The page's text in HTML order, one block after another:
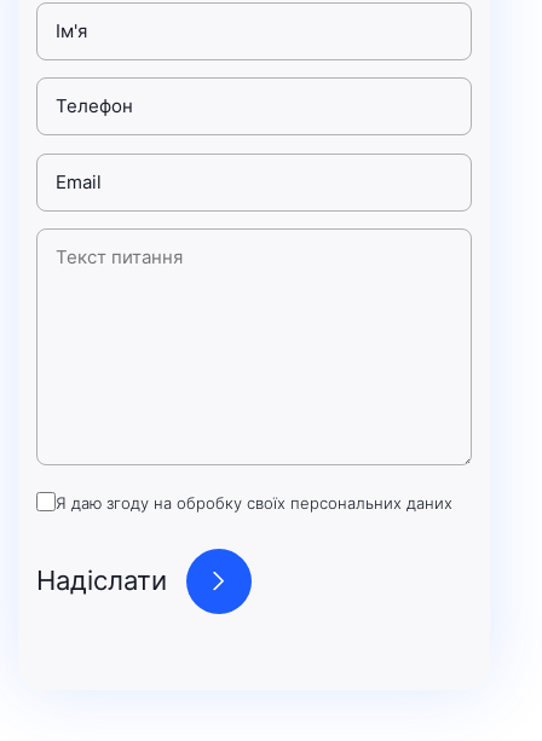
Я даю згоду на обробку своїх персональних даних